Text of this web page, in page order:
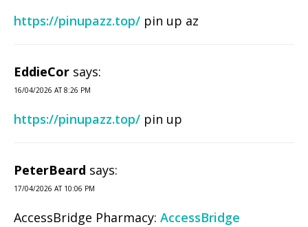
https://pinupazz.top/ pin up az
EddieCor says:
16/04/2026 AT 8:26 PM
https://pinupazz.top/ pin up
PeterBeard says:
17/04/2026 AT 10:06 PM
AccessBridge Pharmacy: AccessBridge